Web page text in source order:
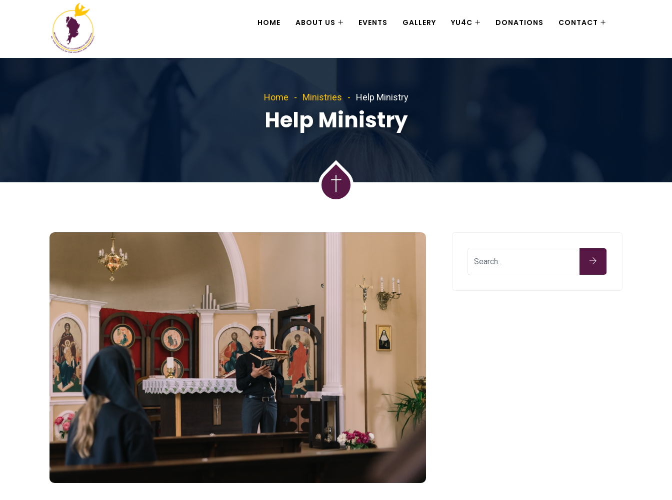
HOME ABOUT US EVENTS GALLERY YU4C DONATIONS CONTACT
Home Ministries Help Ministry
Help Ministry